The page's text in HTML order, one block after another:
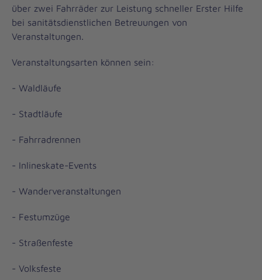
über zwei Fahrräder zur Leistung schneller Erster Hilfe
bei sanitätsdienstlichen Betreuungen von
Veranstaltungen.
Veranstaltungsarten können sein:
- Waldläufe
- Stadtläufe
- Fahrradrennen
- Inlineskate-Events
- Wanderveranstaltungen
- Festumzüge
- Straßenfeste
- Volksfeste